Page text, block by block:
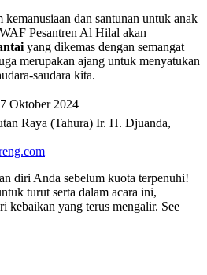
kemanusiaan dan santunan untuk anak
Pesantren Al Hilal akan
yang dikemas dengan semangat
merupakan ajang untuk menyatukan
saudara kita.
Oktober 2024
Raya (Tahura) Ir. H. Djuanda,
diri Anda sebelum kuota terpenuhi!
turut serta dalam acara ini,
kebaikan yang terus mengalir. See